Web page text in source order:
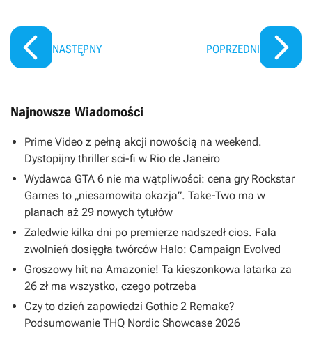
NASTĘPNY POPRZEDNI
Najnowsze Wiadomości
Prime Video z pełną akcji nowością na weekend.
Dystopijny thriller sci-fi w Rio de Janeiro
Wydawca GTA 6 nie ma wątpliwości: cena gry Rockstar
Games to „niesamowita okazja”. Take-Two ma w
planach aż 29 nowych tytułów
Zaledwie kilka dni po premierze nadszedł cios. Fala
zwolnień dosięgła twórców Halo: Campaign Evolved
Groszowy hit na Amazonie! Ta kieszonkowa latarka za
26 zł ma wszystko, czego potrzeba
Czy to dzień zapowiedzi Gothic 2 Remake?
Podsumowanie THQ Nordic Showcase 2026